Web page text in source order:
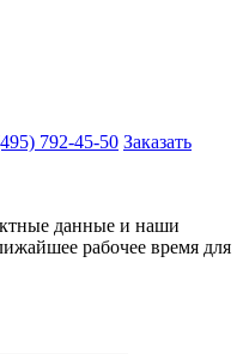
792-45-50 Заказать
данные и наши
рабочее время для